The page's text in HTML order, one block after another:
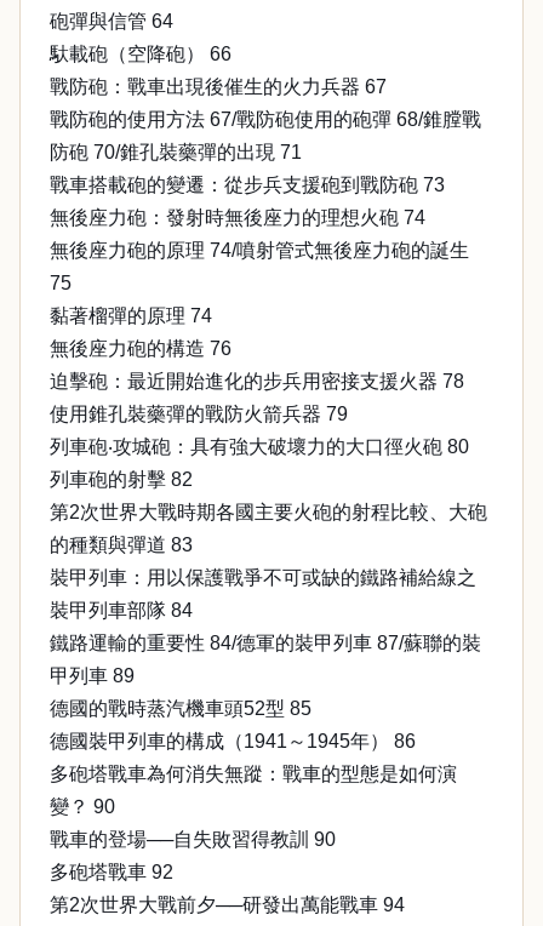
砲彈與信管 64
馱載砲（空降砲） 66
戰防砲：戰車出現後催生的火力兵器 67
戰防砲的使用方法 67/戰防砲使用的砲彈 68/錐膛戰
防砲 70/錐孔裝藥彈的出現 71
戰車搭載砲的變遷：從步兵支援砲到戰防砲 73
無後座力砲：發射時無後座力的理想火砲 74
無後座力砲的原理 74/噴射管式無後座力砲的誕生
75
黏著榴彈的原理 74
無後座力砲的構造 76
迫擊砲：最近開始進化的步兵用密接支援火器 78
使用錐孔裝藥彈的戰防火箭兵器 79
列車砲‧攻城砲：具有強大破壞力的大口徑火砲 80
列車砲的射擊 82
第2次世界大戰時期各國主要火砲的射程比較、大砲
的種類與彈道 83
裝甲列車：用以保護戰爭不可或缺的鐵路補給線之
裝甲列車部隊 84
鐵路運輸的重要性 84/德軍的裝甲列車 87/蘇聯的裝
甲列車 89
德國的戰時蒸汽機車頭52型 85
德國裝甲列車的構成（1941～1945年） 86
多砲塔戰車為何消失無蹤：戰車的型態是如何演
變？ 90
戰車的登場──自失敗習得教訓 90
多砲塔戰車 92
第2次世界大戰前夕──研發出萬能戰車 94